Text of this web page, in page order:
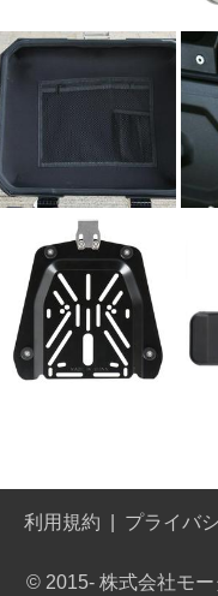
利用規約 プライバ
© 2015- 株式会社モ